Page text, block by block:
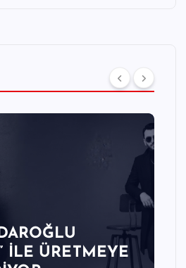
İLE ÜRETMEYE